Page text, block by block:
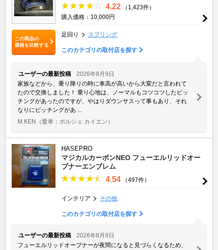
この商品の
価格を比較する
4.22
（1,423件）
購入価格：10,000円
足回り スプリング
このカテゴリの取付店を探す
ユーザーの最新投稿
2026年8月9日
家族などから、乗り降りの時に車高が高いから大変だと言われて
たので交換しました！ 乗り心地は、ノーマルもコツコツしたピッ
チングがあったのですが、やはりダウンサスって事もあり、それ
なりにピッチングがあ ...
M.KEN （愛車：ポルシェ カイエン）
HASEPRO
マジカルカーボンNEO フューエルリッドオー
プナーエンブレム
4.54 （497件）
インテリア その他
このカテゴリの取付店を探す
ユーザーの最新投稿
2026年8月9日
フューエルリッドオープナーが夜間になると見づらくなるため、